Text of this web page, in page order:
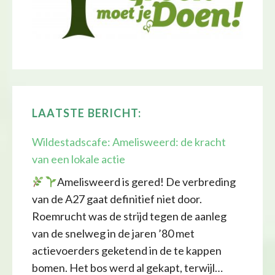
LAATSTE BERICHT:
Wildestadscafe: Amelisweerd: de kracht
van een lokale actie
Amelisweerd is gered! De verbreding
van de A27 gaat definitief niet door.
Roemrucht was de strijd tegen de aanleg
van de snelweg in de jaren ’80 met
actievoerders geketend in de te kappen
bomen. Het bos werd al gekapt, terwijl…